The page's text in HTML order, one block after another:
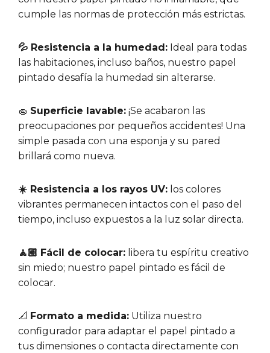
cumple las normas de protección más estrictas.
💦 Resistencia a la humedad: Ideal para todas
las habitaciones, incluso baños, nuestro papel
pintado desafía la humedad sin alterarse.
🧽 Superficie lavable: ¡Se acabaron las
preocupaciones por pequeños accidentes! Una
simple pasada con una esponja y su pared
brillará como nueva.
☀️ Resistencia a los rayos UV: los colores
vibrantes permanecen intactos con el paso del
tiempo, incluso expuestos a la luz solar directa.
🧘🏼 Fácil de colocar: libera tu espíritu creativo
sin miedo; nuestro papel pintado es fácil de
colocar.
📐 Formato a medida: Utiliza nuestro
configurador para adaptar el papel pintado a
tus dimensiones o contacta directamente con